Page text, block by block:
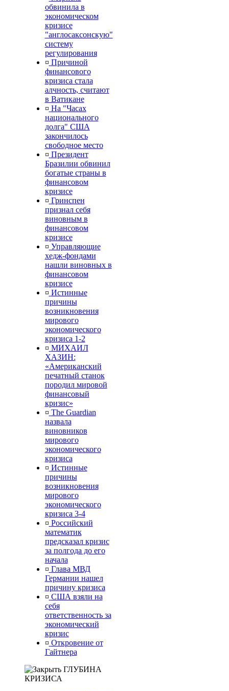
обвинила в
экономическом
кризисе
"англосаксонскую"
систему
регулирования
¤ Причиной
финансового
кризиса стала
алчность, считают
в Ватикане
¤ На "Часах
национального
долга" США
закончилось
свободное место
¤ Президент
Бразилии обвинил
богатые страны в
финансовом
кризисе
¤ Гринспен
признал себя
виновным в
финансовом
кризисе
¤ Управляющие
хедж-фондами
нашли виновных в
финансовом
кризисе
¤ Истинные
причины
возникновения
мирового
экономического
кризиса 1-2
¤ МИХАИЛ
ХАЗИН:
«Американский
печатный станок
породил мировой
финансовый
кризис»
¤ The Guardian
назвала
виновников
мирового
экономического
кризиса
¤ Истинные
причины
возникновения
мирового
экономического
кризиса 3-4
¤ Российский
математик
предсказал кризис
за полгода до его
начала
¤ Глава МВД
Германии нашел
причину кризиса
¤ США взяли на
себя
ответственность за
экономический
кризис
¤ Откровение от
Гайтнера
ГЛУБИНА
КРИЗИСА